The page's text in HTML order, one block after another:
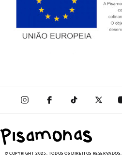
© COPYRIGHT 2025. TODOS OS DIREITOS RESERVADOS.